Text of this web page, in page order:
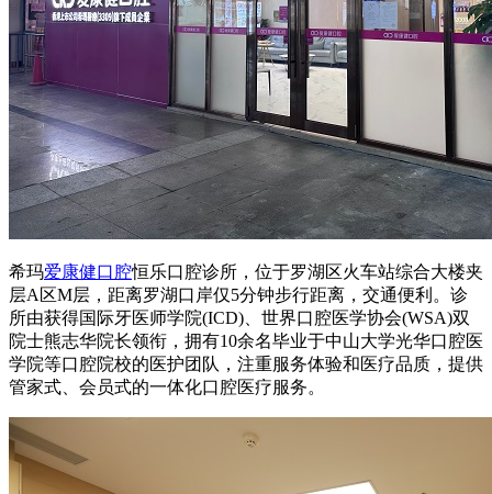
希玛爱康健口腔恒乐口腔诊所，位于罗湖区火车站综合大楼夹
层A区M层，距离罗湖口岸仅5分钟步行距离，交通便利。诊
所由获得国际牙医师学院(ICD)、世界口腔医学协会(WSA)双
院士熊志华院长领衔，拥有10余名毕业于中山大学光华口腔医
学院等口腔院校的医护团队，注重服务体验和医疗品质，提供
管家式、会员式的一体化口腔医疗服务。